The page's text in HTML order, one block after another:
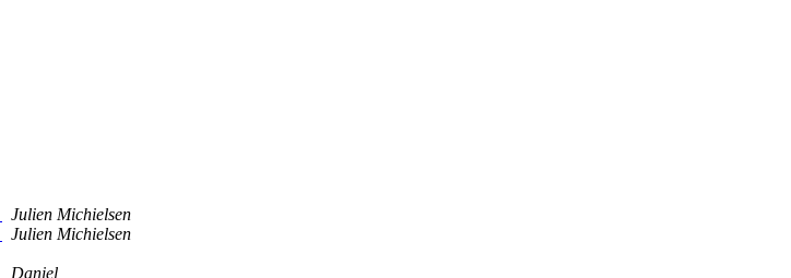
Julien Michielsen
Julien Michielsen
Daniel